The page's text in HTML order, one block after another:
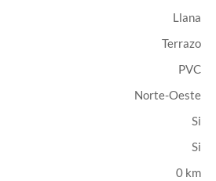
Llana
Terrazo
PVC
Norte-Oeste
0 km